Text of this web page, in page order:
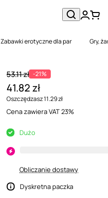
Zabawki erotyczne dla par Gry,
53.11 zł -21%
41.82 zł
Oszczędzasz 11.29 zł
Cena zawiera VAT 23%
Dużo
Obliczanie dostawy
Dyskretna paczka